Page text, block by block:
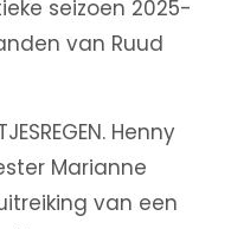
seizoen 2025-
van Ruud
Henny
Marianne
van een